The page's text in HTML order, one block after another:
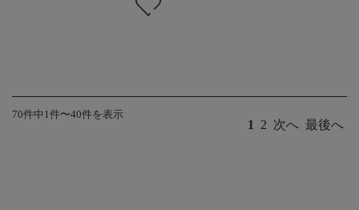
70件中1件〜40件を表示
1 2 次へ 最後へ